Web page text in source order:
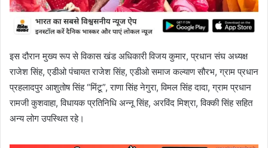
इस दौरान मुख्य रूप से विकास खंड अधिकारी विजय कुमार, प्रधान संघ अध्यक्ष
राजेश सिंह, एडीओ पंचायत राजेश सिंह, एडीओ समाज कल्याण सौरभ, ग्राम प्रधान
प्रहलादपुर आशुतोष सिंह “मिंटू”, राणा सिंह नेगुरा, विमल सिंह दादा, ग्राम प्रधान
रामजी कुशवाहा, विधायक प्रतिनिधि अन्नू सिंह, अरविंद मिश्रा, विक्की सिंह सहित
अन्य लोग उपस्थित रहे।